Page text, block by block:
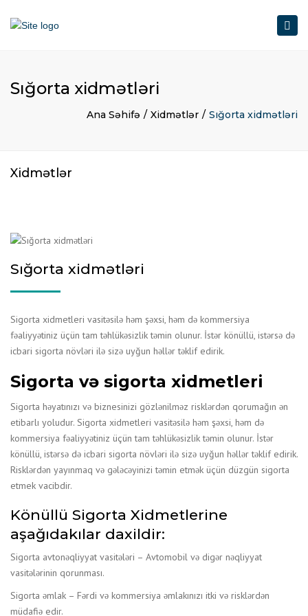
Sığorta xidmətləri
Ana Səhifə Xidmətlər Sığorta xidmətləri
Xidmətlər
Sığorta xidmətləri
Sigorta xidmetleri vasitəsilə həm şəxsi, həm də kommersiya
fəaliyyətiniz üçün tam təhlükəsizlik təmin olunur. İstər könüllü, istərsə də
icbari sigorta növləri ilə sizə uyğun həllər təklif edirik.
Sigorta və sigorta xidmetleri
Sigorta həyatınızı və biznesinizi gözlənilməz risklərdən qorumağın ən
etibarlı yoludur. Sigorta xidmetleri vasitəsilə həm şəxsi, həm də
kommersiya fəaliyyətiniz üçün tam təhlükəsizlik təmin olunur. İstər
könüllü, istərsə də icbari sigorta növləri ilə sizə uyğun həllər təklif edirik.
Risklərdən yayınmaq və gələcəyinizi təmin etmək üçün düzgün sigorta
etmek vacibdir.
Könüllü Sigorta Xidmetlerine
aşağıdakılar daxildir:
Sigorta avtonəqliyyat vasitələri – Avtomobil və digər nəqliyyat
vasitələrinin qorunması.
Sigorta əmlak – Fərdi və kommersiya əmlakınızı itki və risklərdən
müdafiə edir.